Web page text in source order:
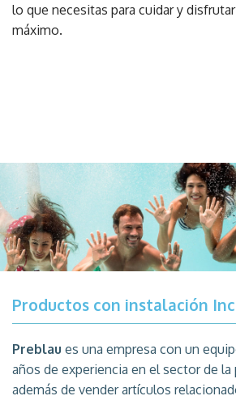
lo que necesitas para cuidar y
máximo.
Productos con instalación
Preblau es una empresa con un
años de experiencia en el sector de la
además de vender artículos